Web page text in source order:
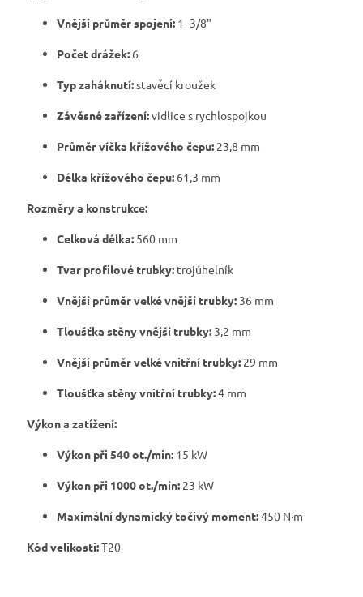
Vnější průměr spojení: 1–3/8"
Počet drážek: 6
Typ zaháknutí:stavěcí kroužek
Závěsné zařízení:vidlice s rychlospojkou
Průměr víčka křížového čepu: 23,8 mm
Délka křížového čepu: 61,3 mm
Rozměry a konstrukce:
Celková délka: 560 mm
Tvar profilové trubky: trojúhelník
Vnější průměr velké vnější trubky: 36 mm
Tloušťka stěny vnější trubky: 3,2 mm
Vnější průměr velké vnitřní trubky: 29 mm
Tloušťka stěny vnitřní trubky:4 mm
Výkon a zatížení:
Výkon při 540 ot./min: 15 kW
Výkon při 1000 ot./min: 23 kW
Maximální dynamický točivý moment:450 N·m
Kód velikosti:T20